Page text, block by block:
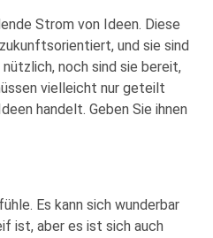
Strom von Ideen. Diese
und sie sind
noch sind sie bereit,
vielleicht nur geteilt
handelt. Geben Sie ihnen
Es kann sich wunderbar
ist, aber es ist sich auch